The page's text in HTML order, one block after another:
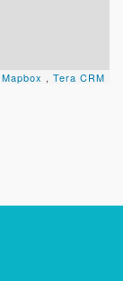
Mapbox , Tera CRM